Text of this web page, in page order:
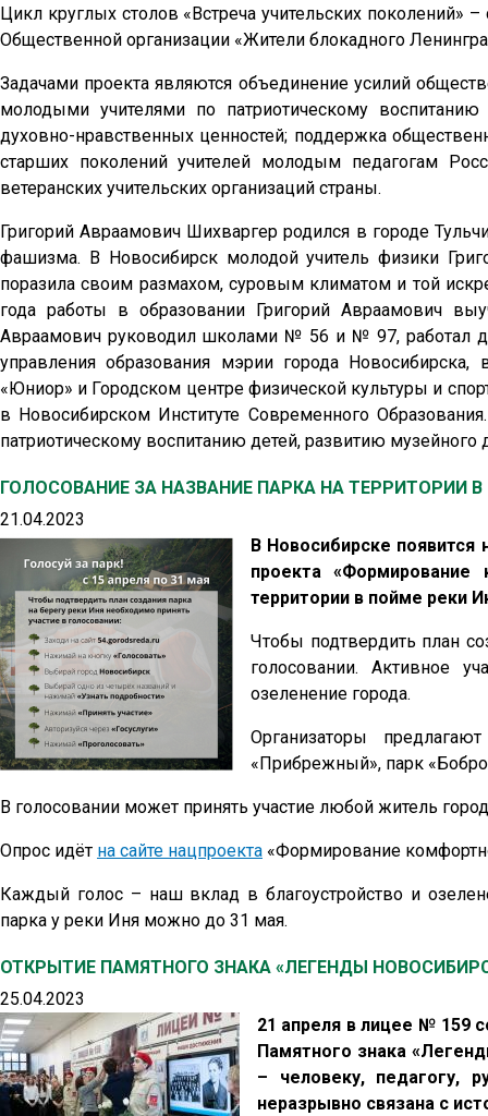
Цикл круглых столов «Встреча учительских поколений»
Общественной организации «Жители блокадного
Задачами проекта являются объединение усилий
молодыми учителями по патриотическому
духовно-нравственных ценностей; поддержка
старших поколений учителей молодым педагогам
ветеранских учительских организаций страны.
Григорий Авраамович Шихваргер родился в городе
фашизма. В Новосибирск молодой учитель физики
поразила своим размахом, суровым климатом и той
года работы в образовании Григорий Авраамович
Авраамович руководил школами № 56 и № 97, работал
управления образования мэрии города
«Юниор» и Городском центре физической культуры и
в Новосибирском Институте Современного
патриотическому воспитанию детей, развитию музейного
ГОЛОСОВАНИЕ ЗА НАЗВАНИЕ ПАРКА НА ТЕРРИТОРИИ
21.04.2023
В Новосибирске
проекта «Формирование
территории в пойме реки
Чтобы подтвердить план
голосовании. Активное
озеленение города.
Организаторы
«Прибрежный», парк
В голосовании может принять участие любой житель
Опрос идёт на сайте нацпроекта «Формирование
Каждый голос – наш вклад в благоустройство и
парка у реки Иня можно до 31 мая.
ОТКРЫТИЕ ПАМЯТНОГО ЗНАКА «ЛЕГЕНДЫ
25.04.2023
21 апреля в лицее № 159
Памятного знака
– человеку, педагогу,
неразрывно связана с